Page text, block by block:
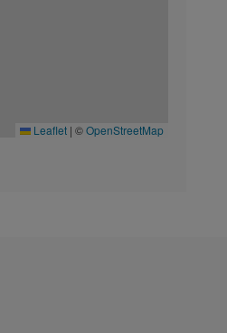
Leaflet | ©OpenStreetMap